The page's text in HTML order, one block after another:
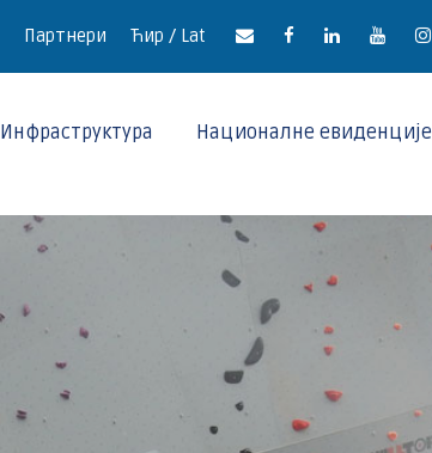
Партнери Ћир / Lat
Инфраструктура Националне евиденције